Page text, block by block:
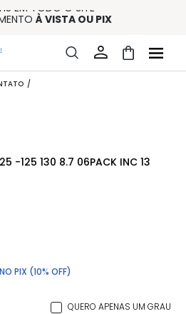
EM TODO O SITE
À VISTA OU PIX
(CONSULTE REGULAMENTO)
- CONS. REG.
-125 130 8.7 06PACK INC 13
PIX (10% OFF)
QUERO APENAS UM GRAU